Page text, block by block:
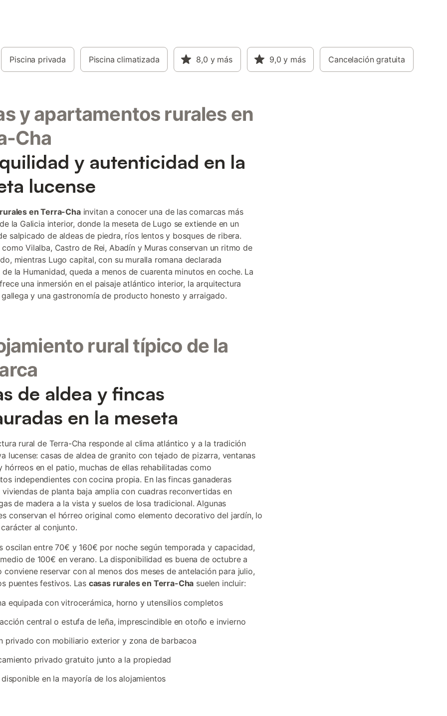
Piscina privada Piscina climatizada 8,0 y más 9,0 y más Cancelación gratuita
y apartamentos rurales en
Cha
y autenticidad en la
lucense
en Terra-Chainvitan a conocer una de las comarcas más
la Galicia interior, donde la meseta de Lugo se extiende en un
salpicado de aldeas de piedra, ríos lentos y bosques de ribera.
Vilalba, Castro de Rei, Abadín y Muras conservan un ritmo de
mientras Lugo capital, con su muralla romana declarada
la Humanidad, queda a menos de cuarenta minutos en coche. La
una inmersión en el paisaje atlántico interior, la arquitectura
y una gastronomía de producto honesto y arraigado.
rural típico de la
de aldea y fincas
en la meseta
rural de Terra-Cha responde al clima atlántico y a la tradición
lucense: casas de aldea de granito con tejado de pizarra, ventanas
hórreos en el patio, muchas de ellas rehabilitadas como
independientes con cocina propia. En las fincas ganaderas
de planta baja amplia con cuadras reconvertidas en
de madera a la vista y suelos de losa tradicional. Algunas
conservan el hórreo original como elemento decorativo del jardín, lo
al conjunto.
oscilan entre 70€ y 160€ por noche según temporada y capacidad,
de 100€ en verano. La disponibilidad es buena de octubre a
conviene reservar con al menos dos meses de antelación para julio,
puentes festivos. Las casas rurales en Terra-Cha suelen incluir:
equipada con vitrocerámica, horno y utensilios completos
central o estufa de leña, imprescindible en otoño e invierno
privado con mobiliario exterior y zona de barbacoa
privado gratuito junto a la propiedad
en la mayoría de los alojamientos